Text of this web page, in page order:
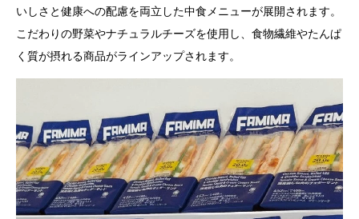
いしさと健康への配慮を両立した中食メニューが展開されます。
こだわりの野菜やナチュラルチーズを使用し、食物繊維やたんぱ
く質が摂れる商品がラインアップされます。